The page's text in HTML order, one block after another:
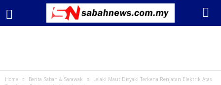
Home Berita Sabah & Sarawak
Lelaki Maut Disyaki Terkena Renjatan Elektrik Atas